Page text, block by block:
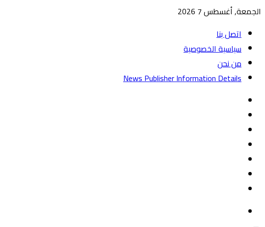
الجمعة, أغسطس 7 2026
اتصل بنا
سياسية الخصوصية
من نحن
News Publisher Information Details